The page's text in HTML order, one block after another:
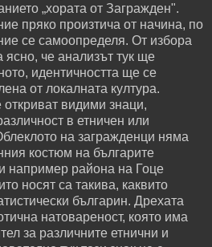
„хората от Загражден".
пряко произтича от начина, по
се самоопределя. От избора
че анализът тук ще
идентичността ще се
от локалната култура.
откриват видими знаци,
в етничен или
на загражденци няма
костюм на българите
района на Гоце
носят са такива, каквито
българин. Дрехата
натовареност, която има
за различните етнични и